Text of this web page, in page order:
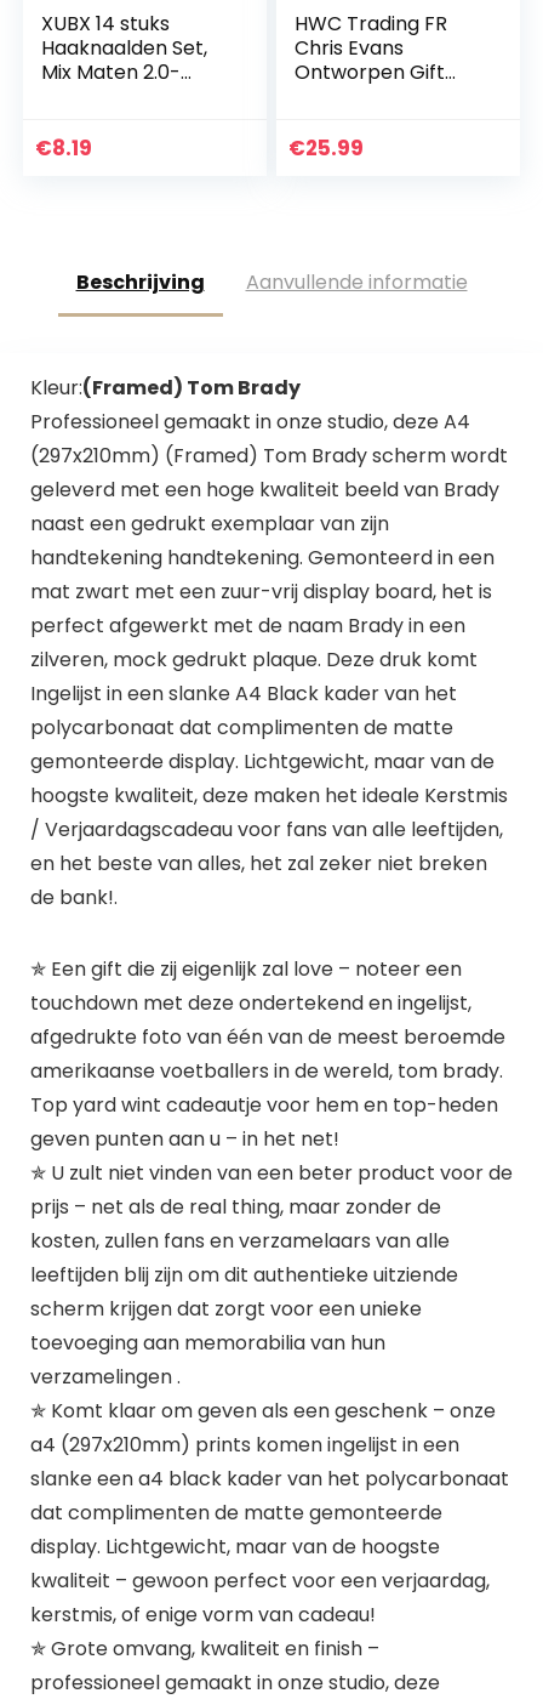
XUBX 14 stuks
Haaknaalden Set,
Mix Maten 2.0-
haken, Multicolor
€8.19
HWC Trading FR
Chris Evans
Ontworpen Gift
America The
€25.99
Beschrijving Aanvullende informatie
Kleur:(Framed) Tom Brady
Professioneel gemaakt in onze studio, deze A4
(297x210mm) (Framed) Tom Brady scherm wordt
geleverd met een hoge kwaliteit beeld van Brady
naast een gedrukt exemplaar van zijn
handtekening handtekening. Gemonteerd in een
mat zwart met een zuur-vrij display board, het is
perfect afgewerkt met de naam Brady in een
zilveren, mock gedrukt plaque. Deze druk komt
Ingelijst in een slanke A4 Black kader van het
polycarbonaat dat complimenten de matte
gemonteerde display. Lichtgewicht, maar van de
hoogste kwaliteit, deze maken het ideale Kerstmis
/ Verjaardagscadeau voor fans van alle leeftijden,
en het beste van alles, het zal zeker niet breken
de bank!.
✯ Een gift die zij eigenlijk zal love – noteer een
touchdown met deze ondertekend en ingelijst,
afgedrukte foto van één van de meest beroemde
amerikaanse voetballers in de wereld, tom brady.
Top yard wint cadeautje voor hem en top-heden
geven punten aan u – in het net!
✯ U zult niet vinden van een beter product voor de
prijs – net als de real thing, maar zonder de
kosten, zullen fans en verzamelaars van alle
leeftijden blij zijn om dit authentieke uitziende
scherm krijgen dat zorgt voor een unieke
toevoeging aan memorabilia van hun
verzamelingen .
✯ Komt klaar om geven als een geschenk – onze
a4 (297x210mm) prints komen ingelijst in een
slanke een a4 black kader van het polycarbonaat
dat complimenten de matte gemonteerde
display. Lichtgewicht, maar van de hoogste
kwaliteit – gewoon perfect voor een verjaardag,
kerstmis, of enige vorm van cadeau!
✯ Grote omvang, kwaliteit en finish –
professioneel gemaakt in onze studio, deze